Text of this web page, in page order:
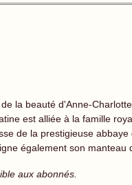
la beauté d'Anne-
est alliée à la famille
de la prestigieuse
également son manteau
aux abonnés.